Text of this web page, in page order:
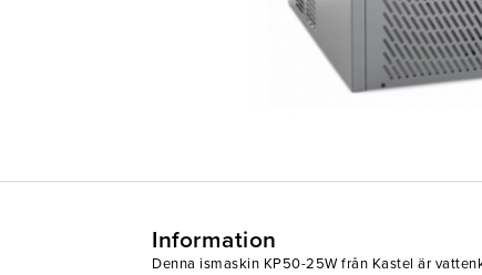
Information
Denna ismaskin KP50-25W från Kastel är